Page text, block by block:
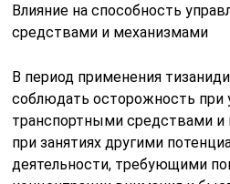
Влияние на способность
средствами и механизмами
В период применения
соблюдать осторожность при
транспортными средствами
при занятиях другими
деятельности, требующими